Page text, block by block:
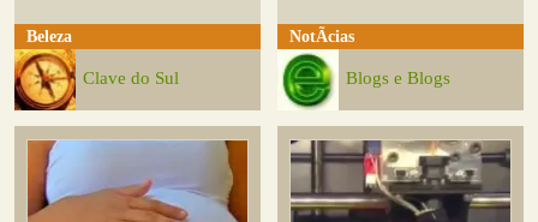
Beleza
Clave do Sul
NotÃ­cias
Blogs e Blogs